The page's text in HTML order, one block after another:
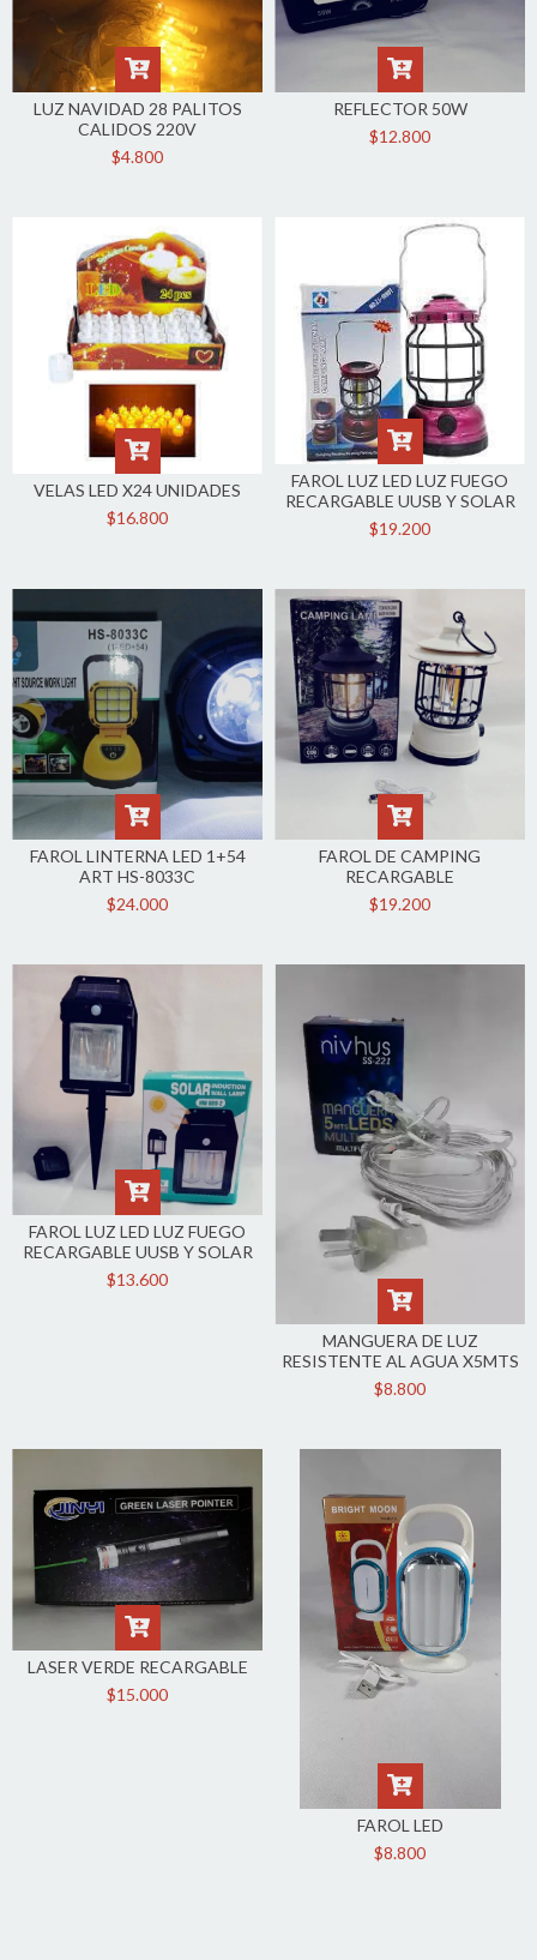
LUZ NAVIDAD 28 PALITOS
CALIDOS 220V
$4.800
REFLECTOR 50W
$12.800
VELAS LED X24 UNIDADES
$16.800
FAROL LUZ LED LUZ FUEGO
RECARGABLE UUSB Y SOLAR
$19.200
FAROL LINTERNA LED 1+54
ART HS-8033C
$24.000
FAROL DE CAMPING
RECARGABLE
$19.200
FAROL LUZ LED LUZ FUEGO
RECARGABLE UUSB Y SOLAR
$13.600
MANGUERA DE LUZ
RESISTENTE AL AGUA X5MTS
$8.800
LASER VERDE RECARGABLE
$15.000
FAROL LED
$8.800